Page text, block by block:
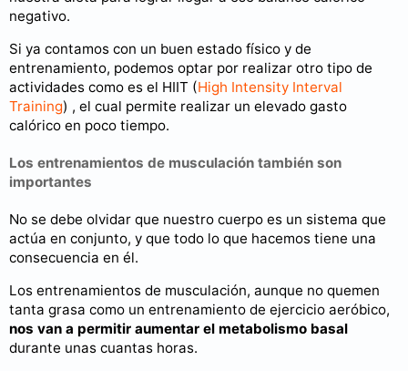
negativo.
Si ya contamos con un buen estado físico y de
entrenamiento, podemos optar por realizar otro tipo de
actividades como es el HIIT (High Intensity Interval
Training) , el cual permite realizar un elevado gasto
calórico en poco tiempo.
Los entrenamientos de musculación también son
importantes
No se debe olvidar que nuestro cuerpo es un sistema que
actúa en conjunto, y que todo lo que hacemos tiene una
consecuencia en él.
Los entrenamientos de musculación, aunque no quemen
tanta grasa como un entrenamiento de ejercicio aeróbico,
nos van a permitir aumentar el metabolismo basal
durante unas cuantas horas.